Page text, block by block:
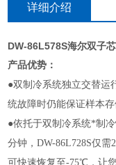
详细介绍
DW-86L578S海尔双子
产品优势 ：
●双制冷系统独立交替运
统故障时仍能保证样本存
●依托于双制冷系统*制
分钟，DW-86L728S仅
可快速恢复至-75℃，让